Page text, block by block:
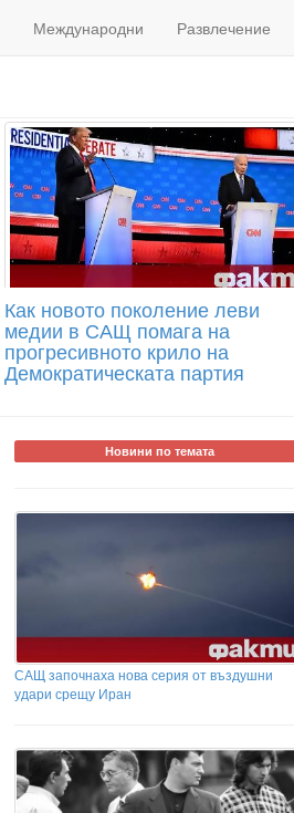
Международни Развлечение
Как новото поколение леви
медии в САЩ помага на
прогресивното крило на
Демократическата партия
Новини по темата
САЩ започнаха нова серия от въздушни
удари срещу Иран